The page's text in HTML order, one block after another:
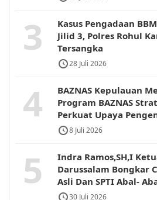
3
Kasus Pengadaan
Jilid 3, Polres Rohul
Tersangka
28 Juli 2026
4
BAZNAS Kepulauan
Program BAZNAS
Perkuat Upaya
8 Juli 2026
5
Indra Ramos,SH,I
Darussalam Bongkar
Asli Dan SPTI Abal-
30 Juli 2026